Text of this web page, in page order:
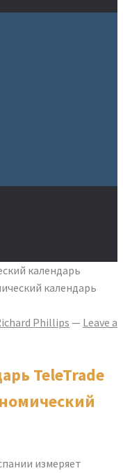
календарь
календарь
Phillips — Leave a
TeleTrade
измеряет